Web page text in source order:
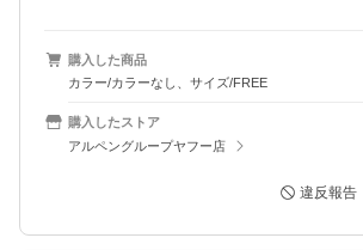
購入した商品
カラー/カラーなし、サイズ/FREE
購入したストア
アルペングループヤフー店
違反報告